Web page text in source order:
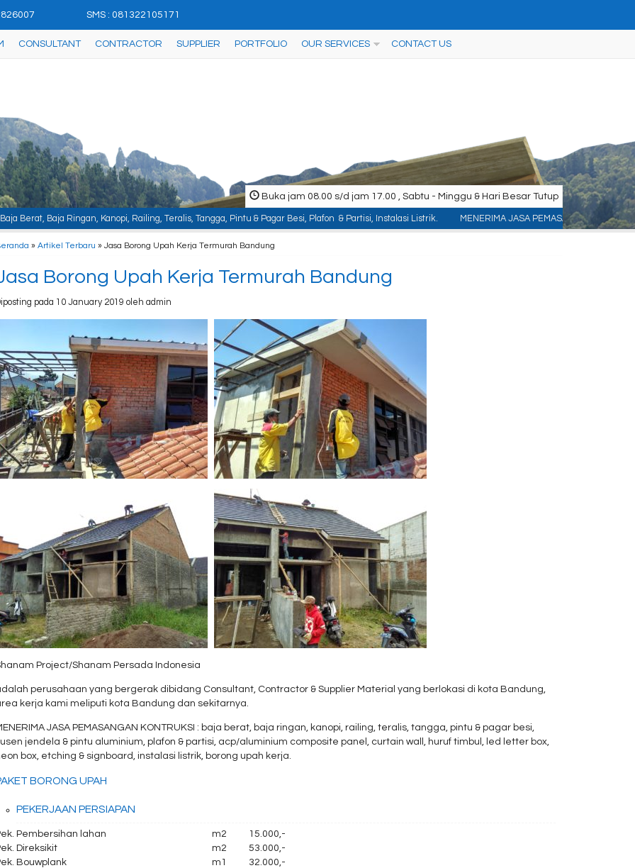
SMS : 081322105171
CONSULTANT CONTRACTOR SUPPLIER PORTFOLIO OUR SERVICES CONTACT US
Buka jam 08.00 s/d jam 17.00 , Sabtu - Minggu & Hari Besar Tutup
Kanopi, Railing, Teralis, Tangga, Pintu & Pagar Besi, Plafon & Partisi, Instalasi Listrik. MENERIMA JASA PEMASANGAN KONTRUKSI : ACP/
»Artikel Terbaru » Jasa Borong Upah Kerja Termurah Bandung
Borong Upah Kerja Termurah Bandung
pada 10 January 2019 oleh admin
Project/Shanam Persada Indonesia
perusahaan yang bergerak dibidang Consultant, Contractor & Supplier Material yang berlokasi di kota Bandung,
kerja kami meliputi kota Bandung dan sekitarnya.
JASA PEMASANGAN KONTRUKSI : baja berat, baja ringan, kanopi, railing, teralis, tangga, pintu & pagar besi,
jendela & pintu aluminium, plafon & partisi, acp/aluminium composite panel, curtain wall, huruf timbul, led letter box,
box, etching & signboard, instalasi listrik, borong upah kerja.
BORONG UPAH
PEKERJAAN PERSIAPAN
Pembersihan lahan m2
15.000,-
Direksikit
m2
53.000,-
Bouwplank
m1
32.000,-